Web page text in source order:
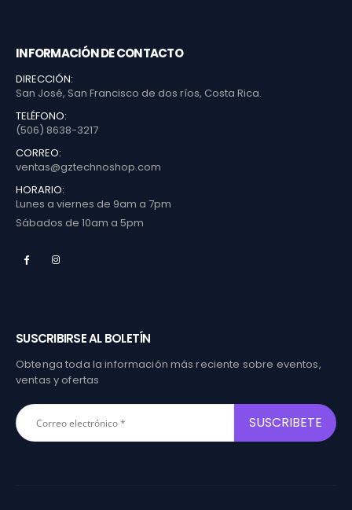
INFORMACIÓN DE CONTACTO
DIRECCIÓN:
San José, San Francisco de dos ríos, Costa Rica.
TELÉFONO:
(506) 8638-3217
CORREO:
ventas@gztechnoshop.com
HORARIO:
Lunes a viernes de 9am a 7pm
Sábados de 10am a 5pm
SUSCRIBIRSE AL BOLETÍN
Obtenga toda la información más reciente sobre eventos,
ventas y ofertas